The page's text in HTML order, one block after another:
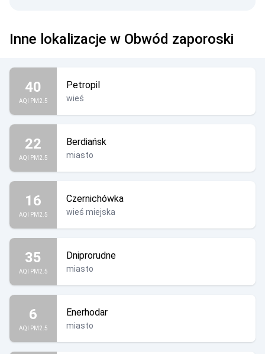
Inne lokalizacje w Obwód zaporoski
40
AQI PM2.5
Petropil
wieś
22
AQI PM2.5
Berdiańsk
miasto
16
AQI PM2.5
Czernichówka
wieś miejska
35
AQI PM2.5
Dniprorudne
miasto
6
AQI PM2.5
Enerhodar
miasto